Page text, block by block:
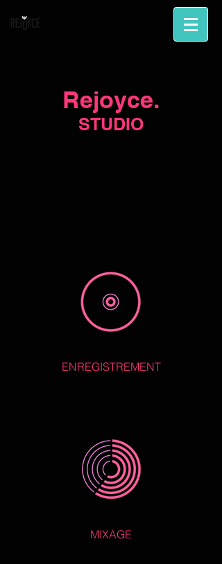
Rejoyce.
STUDIO
ENREGISTREMENT
MIXAGE